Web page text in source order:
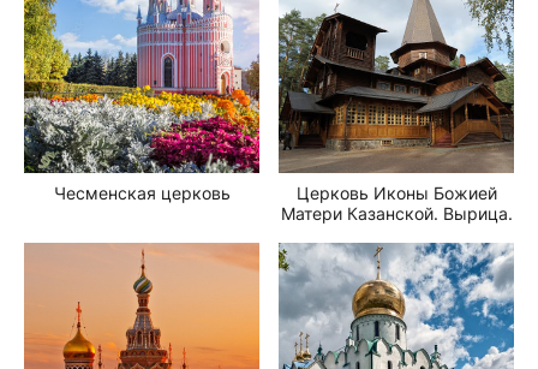
Чесменская церковь
Церковь Иконы Божией
Матери Казанской. Вырица.